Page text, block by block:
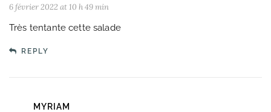
6 février 2022 at 10 h 49 min
Très tentante cette salade
REPLY
MYRIAM